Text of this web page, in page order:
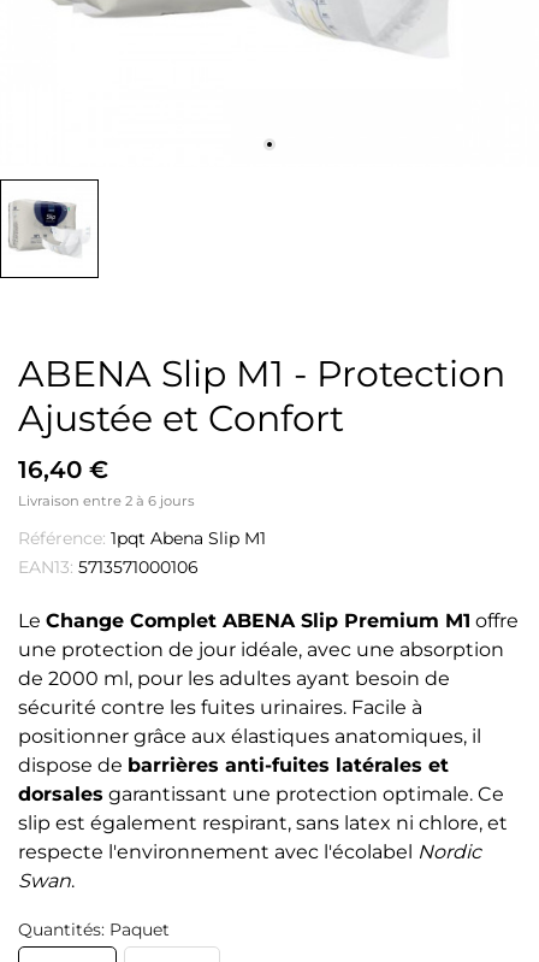
ABENA Slip M1 - Protection
Ajustée et Confort
16,40 €
Livraison entre 2 à 6 jours
Référence: 1pqt Abena Slip M1
EAN13: 5713571000106
Le Change Complet ABENA Slip Premium M1 offre
une protection de jour idéale, avec une absorption
de 2000 ml, pour les adultes ayant besoin de
sécurité contre les fuites urinaires. Facile à
positionner grâce aux élastiques anatomiques, il
dispose de barrières anti-fuites latérales et
dorsales garantissant une protection optimale. Ce
slip est également respirant, sans latex ni chlore, et
respecte l'environnement avec l'écolabel Nordic
Swan.
Quantités: Paquet